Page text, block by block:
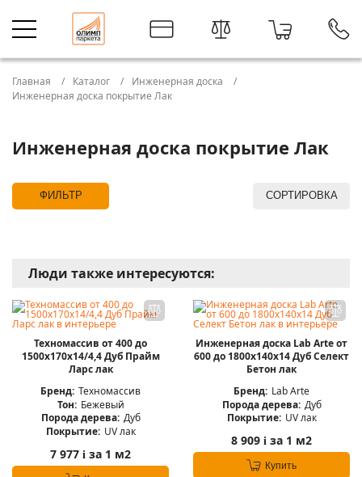
Главная Каталог
Инженерная доска
Инженерная доска покрытие Лак
Инженерная доска покрытие Лак
ФИЛЬТР СОРТИРОВКА
Люди также интересуются:
Техномассив от 400 до
1500х170х14/4,4 Дуб Прайм
Ларс лак
Бренд: Техномассив
Тон: Бежевый
Порода дерева: Дуб
Покрытие: UV лак
7 977 i за 1 м2
Инженерная доска Lab Arte от
600 до 1800х140х14 Дуб Селект
Бетон лак
Бренд: Lab Arte
Порода дерева: Дуб
Покрытие: UV лак
8 909 i за 1 м2
Купить